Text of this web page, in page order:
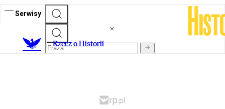
Serwisy
Rzecz o Historii